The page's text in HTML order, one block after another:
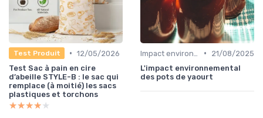
Test Produit • 12/05/2026
Test Sac à pain en cire
d’abeille STYLE-B : le sac qui
remplace (à moitié) les sacs
plastiques et torchons
★★★★★
★★★★★
•
21/08/2025
L'impact environnemental
des pots de yaourt